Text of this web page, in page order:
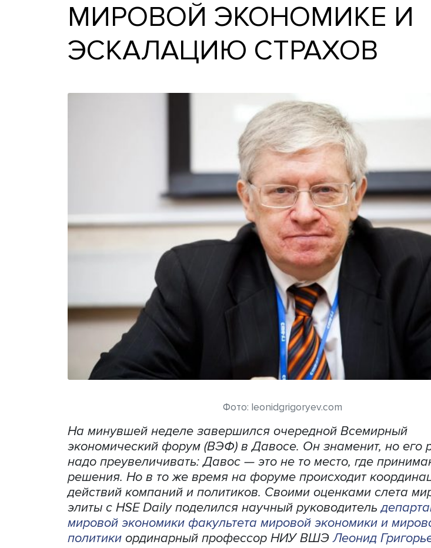
НЕОПРЕДЕЛЕННОСТЬ В
ЭСКАЛАЦИЮ
Фото: leonidgrigoryev.com